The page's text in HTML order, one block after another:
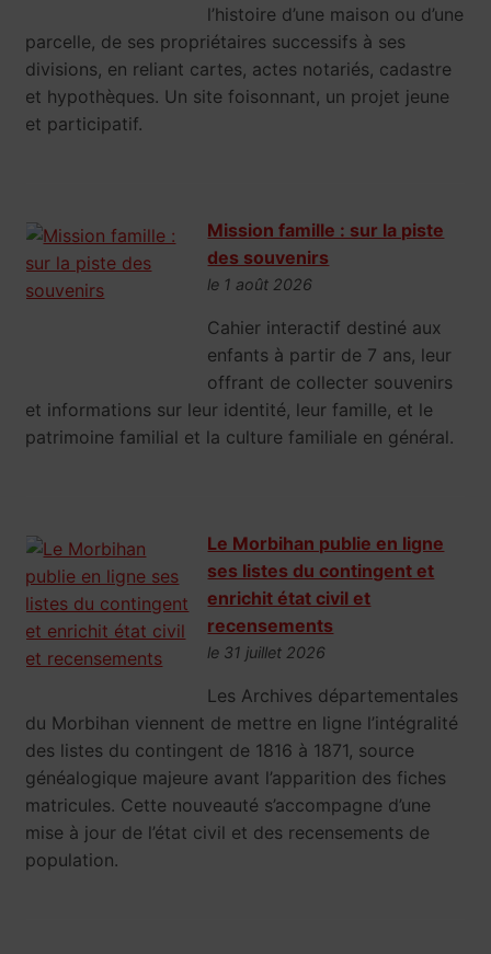
l’histoire d’une maison ou d’une
parcelle, de ses propriétaires successifs à ses
divisions, en reliant cartes, actes notariés, cadastre
et hypothèques. Un site foisonnant, un projet jeune
et participatif.
Mission famille : sur la piste
des souvenirs
le 1 août 2026
Cahier interactif destiné aux
enfants à partir de 7 ans, leur
offrant de collecter souvenirs
et informations sur leur identité, leur famille, et le
patrimoine familial et la culture familiale en général.
Le Morbihan publie en ligne
ses listes du contingent et
enrichit état civil et
recensements
le 31 juillet 2026
Les Archives départementales
du Morbihan viennent de mettre en ligne l’intégralité
des listes du contingent de 1816 à 1871, source
généalogique majeure avant l’apparition des fiches
matricules. Cette nouveauté s’accompagne d’une
mise à jour de l’état civil et des recensements de
population.